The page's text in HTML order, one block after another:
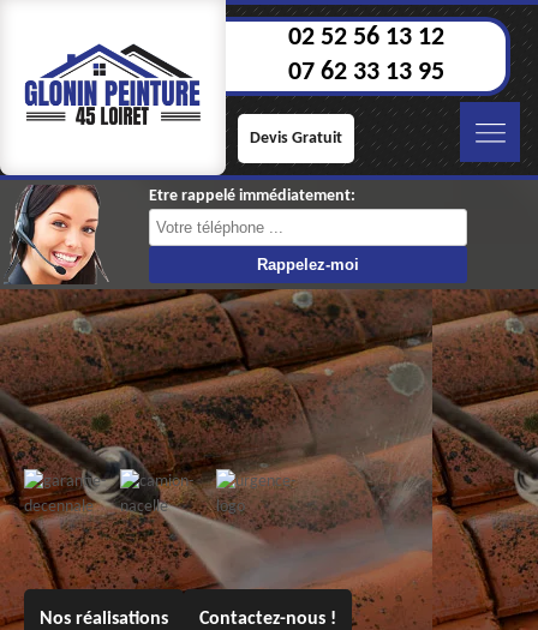
02 52 56 13 12
07 62 33 13 95
Devis Gratuit
Etre rappelé immédiatement:
Nos réalisations Contactez-nous !